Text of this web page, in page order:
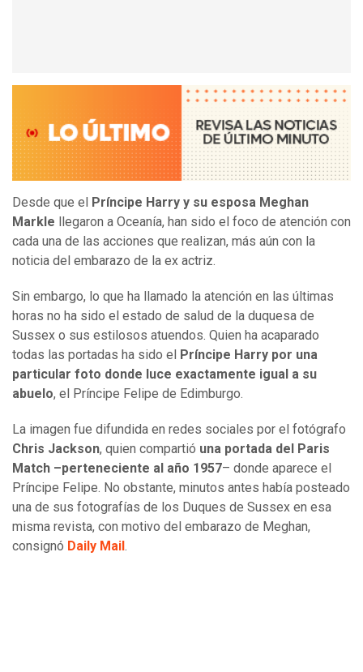
Desde que el
Príncipe Harry y su esposa Meghan
Markle llegaron a Oceanía, han sido el foco de atención con
cada una de las acciones que realizan, más aún con la
noticia del embarazo de la ex actriz.
Sin embargo, lo que ha llamado la atención en las últimas
horas no ha sido el estado de salud de la duquesa de
Sussex o sus estilosos atuendos. Quien ha acaparado
todas las portadas ha sido el
Príncipe Harry por una
particular foto donde luce exactamente igual a su
abuelo, el Príncipe Felipe de Edimburgo.
La imagen fue difundida en redes sociales por el fotógrafo
Chris Jackson, quien compartió una portada del Paris
Match –perteneciente al año 1957– donde aparece el
Príncipe Felipe. No obstante, minutos antes había posteado
una de sus fotografías de los Duques de Sussex en esa
misma revista, con motivo del embarazo de Meghan,
consignó Daily Mail .